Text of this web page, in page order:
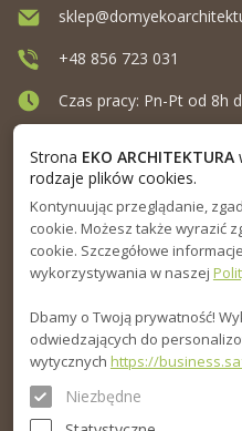
MENU
INFORMACJA
PORADNIK
+48 856 723 031
Czas pracy: Pn-Pt od 8h
Strona EKO ARCHITEKTURA
rodzaje plików cookies.
Kontynuując przeglądanie,
cookie. Możesz także wyrazić
cookie. Szczegółowe
wykorzystywania w naszej
Dbamy o Twoją prywatność!
odwiedzających do
wytycznych https://
Niezbędne